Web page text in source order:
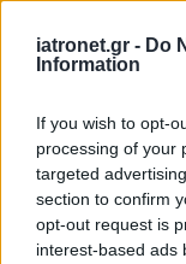
iatronet.gr - Do
Information
If you wish to opt-
processing of your
targeted
section to confirm
opt-out request is
interest-based ads